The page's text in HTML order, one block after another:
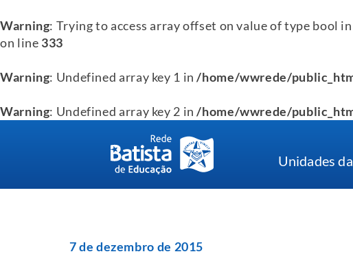
Warning: Trying to access array offset on value of type bool
on line 333
Warning: Undefined array key 1 in/home/wwrede/
Warning: Undefined array key 2 in/home/wwrede/
Unidades
7 de dezembro de 2015